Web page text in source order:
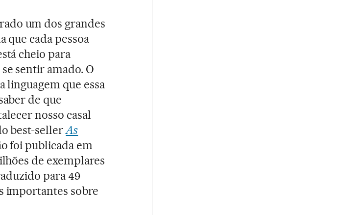
um dos grandes
que cada pessoa
cheio para
sentir amado. O
linguagem que essa
de que
nosso casal
best-sellerAs
foi publicada em
de exemplares
para 49
importantes sobre